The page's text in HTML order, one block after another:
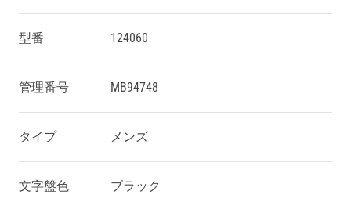
型番 124060
管理番号 MB94748
タイプ メンズ
文字盤色 ブラック